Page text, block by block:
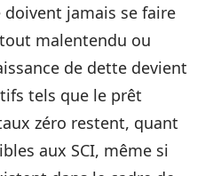
jamais se faire
malentendu ou
de dette devient
tels que le prêt
zéro restent, quant
aux SCI, même si